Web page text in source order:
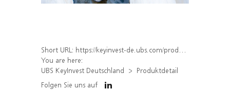
Short URL: https://keyinvest-de.ubs.com/produkt/detail/index/isin/DE000WA8HBW1
You are here:
UBS KeyInvest Deutschland
Produktdetail
Folgen Sie uns auf